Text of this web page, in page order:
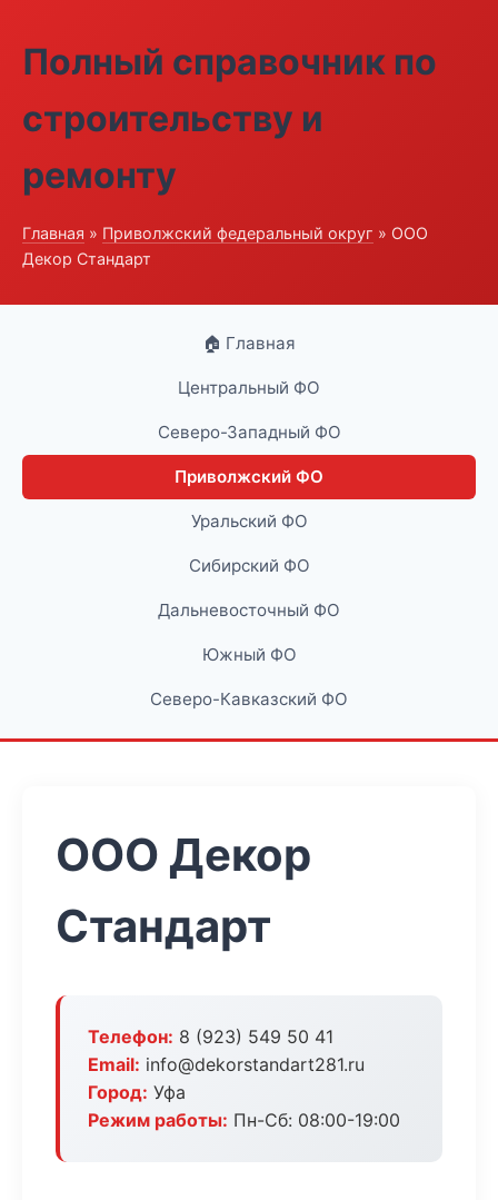
Полный справочник по
строительству и
ремонту
Главная » Приволжский федеральный округ » ООО
Декор Стандарт
🏠 Главная
Центральный ФО
Северо-Западный ФО
Приволжский ФО
Уральский ФО
Сибирский ФО
Дальневосточный ФО
Южный ФО
Северо-Кавказский ФО
ООО Декор
Стандарт
Телефон: 8 (923) 549 50 41
Email: info@dekorstandart281.ru
Город: Уфа
Режим работы: Пн-Сб: 08:00-19:00